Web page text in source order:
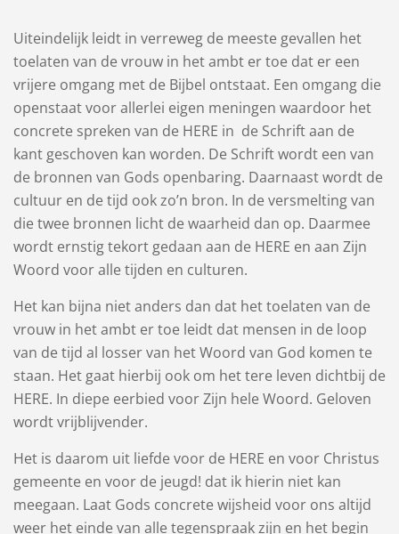
Uiteindelijk leidt in verreweg de meeste gevallen het
toelaten van de vrouw in het ambt er toe dat er een
vrijere omgang met de Bijbel ontstaat. Een omgang die
openstaat voor allerlei eigen meningen waardoor het
concrete spreken van de HERE in de Schrift aan de
kant geschoven kan worden. De Schrift wordt een van
de bronnen van Gods openbaring. Daarnaast wordt de
cultuur en de tijd ook zo’n bron. In de versmelting van
die twee bronnen licht de waarheid dan op. Daarmee
wordt ernstig tekort gedaan aan de HERE en aan Zijn
Woord voor alle tijden en culturen.
Het kan bijna niet anders dan dat het toelaten van de
vrouw in het ambt er toe leidt dat mensen in de loop
van de tijd al losser van het Woord van God komen te
staan. Het gaat hierbij ook om het tere leven dichtbij de
HERE. In diepe eerbied voor Zijn hele Woord. Geloven
wordt vrijblijvender.
Het is daarom uit liefde voor de HERE en voor Christus
gemeente en voor de jeugd! dat ik hierin niet kan
meegaan. Laat Gods concrete wijsheid voor ons altijd
weer het einde van alle tegenspraak zijn en het begin